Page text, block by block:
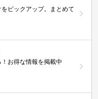
ピックアップ。まとめて
お得な情報を掲載中